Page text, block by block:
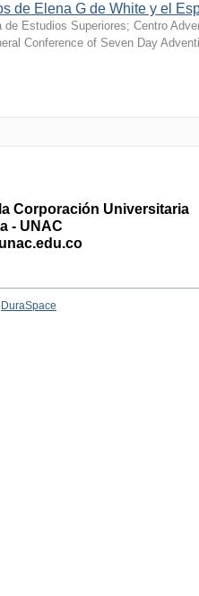
de Elena G de White y el
de Estudios Superiores; Centro
Conference of Seven Day
Corporación Universitaria
- UNAC
DuraSpace